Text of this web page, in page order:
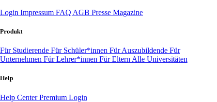
Login Impressum FAQ AGB Presse Magazine
Produkt
Für Studierende Für Schüler*innen Für Auszubildende Für
Unternehmen Für Lehrer*innen Für Eltern Alle Universitäten
Help
Help CenterPremium Login